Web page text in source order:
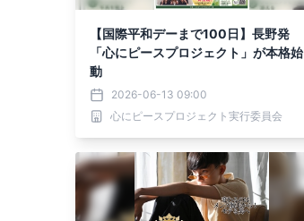
【国際平和デーまで100日】長野発
「心にピースプロジェクト」が本格始
動
2026-06-13 09:00
心にピースプロジェクト実行委員会